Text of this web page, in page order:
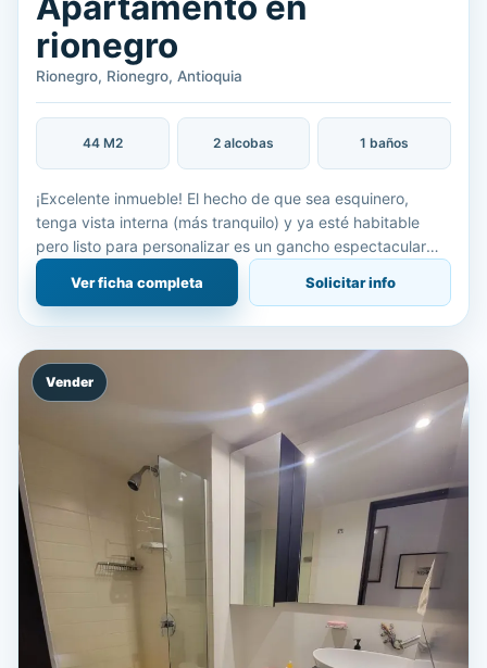
rionegro
Rionegro, Rionegro, Antioquia
44 M2 2 alcobas 1 baños
¡Excelente inmueble! El hecho de que sea esquinero,
tenga vista interna (más tranquilo) y ya esté habitable
pero listo para personalizar es un gancho espectacular
para compradores que buscan estrenar sin pagar de más
Ver ficha completa Solicitar info
Vender